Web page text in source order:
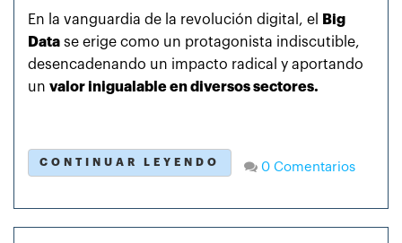
En la vanguardia de la revolución digital, el
Big
Data se erige como un protagonista indiscutible,
desencadenando un impacto radical y aportando
un valor inigualable en diversos sectores.
CONTINUAR LEYENDO 0 Comentarios